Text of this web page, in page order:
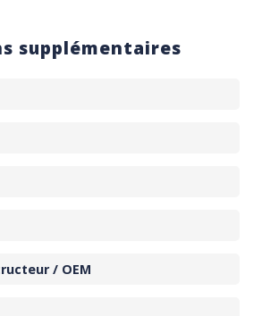
supplémentaires
/ OEM